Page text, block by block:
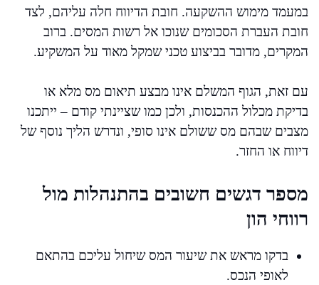
במעמד מימוש ההשקעה. חובת הדיווח חלה עליהם, לצד
חובת העברת הסכומים שנוכו אל רשות המסים. ברוב
המקרים, מדובר בביצוע טכני שמקל מאוד על המשקיע.
עם זאת, הגוף המשלם אינו מבצע תיאום מס מלא או
בדיקת מכלול ההכנסות, ולכן כמו שציינתי קודם – ייתכנו
מצבים שבהם מס ששולם אינו סופי, ונדרש הליך נוסף של
דיווח או החזר.
מספר דגשים חשובים בהתנהלות מול
רווחי הון
בדקו מראש את שיעור המס שיחול עליכם בהתאם
לאופי הנכס.